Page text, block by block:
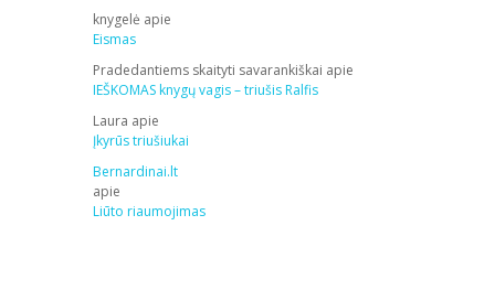
knygelė apie
Eismas
Pradedantiems skaityti savarankiškai apie
IEŠKOMAS knygų vagis – triušis Ralfis
Laura apie
Įkyrūs triušiukai
Bernardinai.lt
apie
Liūto riaumojimas